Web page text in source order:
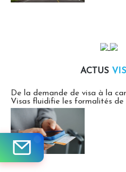
ACTUS
De la demande de visa à la
Visas fluidifie les formalités de